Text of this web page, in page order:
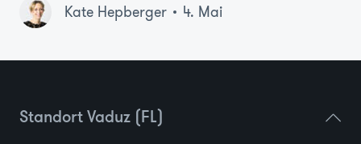
Kate Hepberger 4. Mai
Standort Vaduz (FL)